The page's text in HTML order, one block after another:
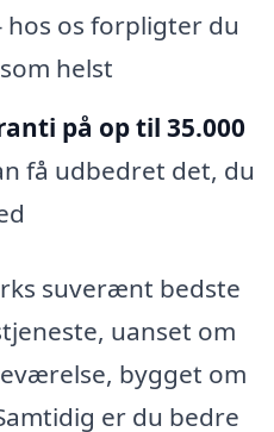
hos os forpligter du
helst
på op til 35.000
få udbedret det, du
suverænt bedste
uanset om
bygget om
er du bedre